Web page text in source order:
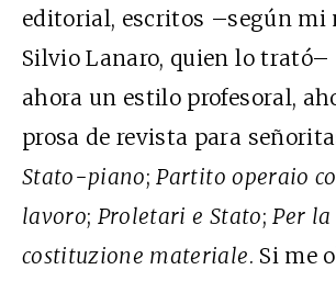
editorial, escritos –según mi
Silvio Lanaro, quien lo trató–
ahora un estilo profesoral,
prosa de revista para
Stato-piano;Partito operaio
lavoro; Proletari e Stato;Per
costituzione materiale. Si me